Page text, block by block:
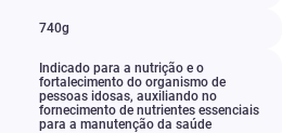
740g
Indicado para a nutrição e o
fortalecimento do organismo de
pessoas idosas, auxiliando no
fornecimento de nutrientes essenciais
para a manutenção da saúde